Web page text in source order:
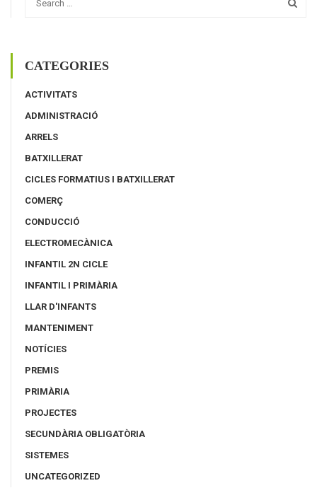
CATEGORIES
ACTIVITATS
ADMINISTRACIÓ
ARRELS
BATXILLERAT
CICLES FORMATIUS I BATXILLERAT
COMERÇ
CONDUCCIÓ
ELECTROMECÀNICA
INFANTIL 2N CICLE
INFANTIL I PRIMÀRIA
LLAR D'INFANTS
MANTENIMENT
NOTÍCIES
PREMIS
PRIMÀRIA
PROJECTES
SECUNDÀRIA OBLIGATÒRIA
SISTEMES
UNCATEGORIZED